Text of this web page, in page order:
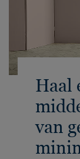
Haal
van